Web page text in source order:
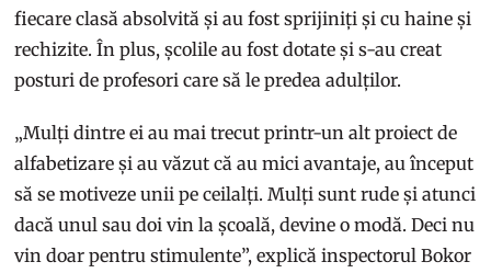
fiecare clasă absolvită și au fost sprijiniți și cu haine și
rechizite. În plus, școlile au fost dotate și s-au creat
posturi de profesori care să le predea adulților.
„Mulți dintre ei au mai trecut printr-un alt proiect de
alfabetizare și au văzut că au mici avantaje, au început
să se motiveze unii pe ceilalți. Mulți sunt rude și atunci
dacă unul sau doi vin la școală, devine o modă. Deci nu
vin doar pentru stimulente”, explică inspectorul Bokor